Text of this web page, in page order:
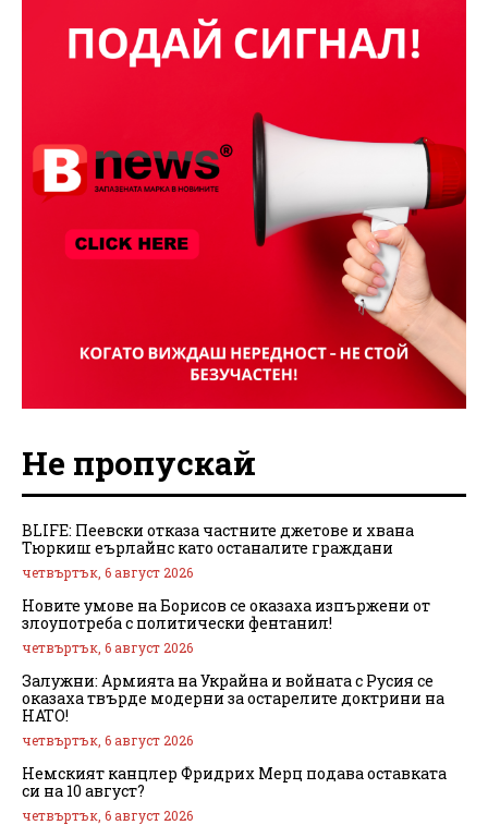
Не пропускай
BLIFE: Пеевски отказа частните джетове и хвана
Тюркиш еърлайнс като останалите граждани
четвъртък, 6 август 2026
Новите умове на Борисов се оказаха изпържени от
злоупотреба с политически фентанил!
четвъртък, 6 август 2026
Залужни: Армията на Украйна и войната с Русия се
оказаха твърде модерни за остарелите доктрини на
НАТО!
четвъртък, 6 август 2026
Немският канцлер Фридрих Мерц подава оставката
си на 10 август?
четвъртък, 6 август 2026